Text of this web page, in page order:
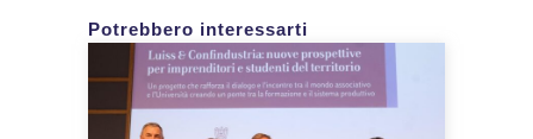
Potrebbero interessarti